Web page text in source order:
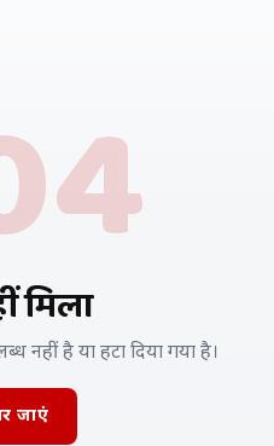
मिला
है या हटा दिया गया है।
जाएं